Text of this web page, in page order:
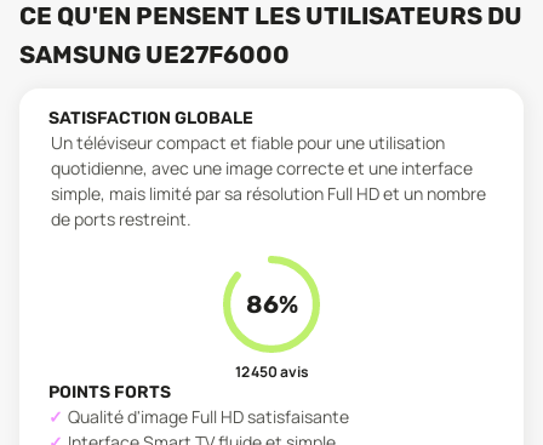
CE QU'EN PENSENT LES UTILISATEURS DU
SAMSUNG UE27F6000
SATISFACTION GLOBALE
Un téléviseur compact et fiable pour une utilisation
quotidienne, avec une image correcte et une interface
simple, mais limité par sa résolution Full HD et un nombre
de ports restreint.
86%
12 450avis
POINTS FORTS
Qualité d'image Full HD satisfaisante